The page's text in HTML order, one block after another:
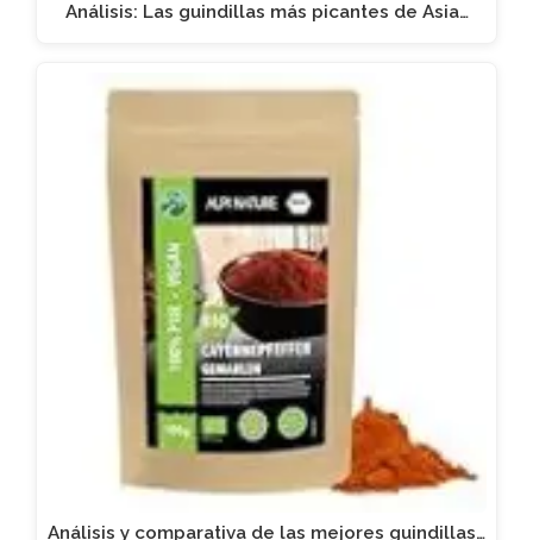
Análisis: Las guindillas más picantes de Asia…
Análisis y comparativa de las mejores guindillas…